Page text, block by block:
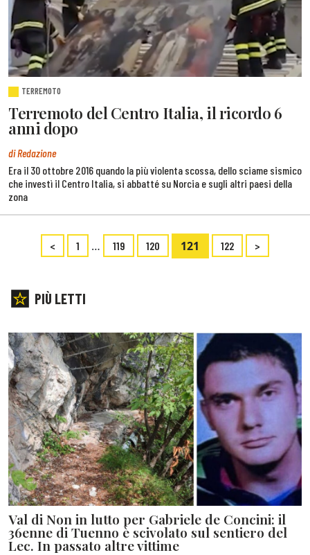
TERREMOTO
Terremoto del Centro Italia, il ricordo 6
anni dopo
di Redazione
Era il 30 ottobre 2016 quando la più violenta scossa, dello sciame sismico
che investì il Centro Italia, si abbatté su Norcia e sugli altri paesi della
zona
< 1 … 119 120 121 122 >
PIÙ LETTI
Val di Non in lutto per Gabriele de Concini: il
36enne di Tuenno è scivolato sul sentiero del
Lec. In passato altre vittime